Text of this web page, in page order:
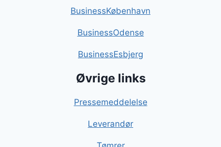
BusinessKøbenhavn
BusinessOdense
BusinessEsbjerg
Øvrige links
Pressemeddelelse
Leverandør